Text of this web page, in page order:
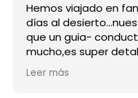
viajado en famila
guía,
guia- conductor ..nos ha
super detallista y
atento a todas nuestras
muchos lugares